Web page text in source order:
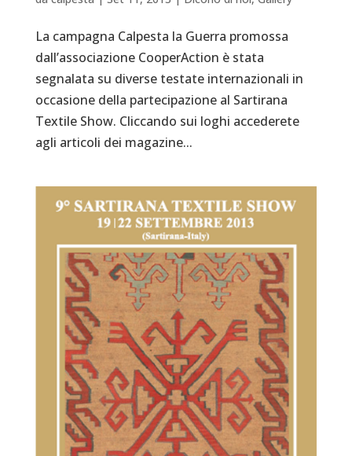
La campagna Calpesta la Guerra promossa
dall’associazione CooperAction è stata
segnalata su diverse testate internazionali in
occasione della partecipazione al Sartirana
Textile Show. Cliccando sui loghi accederete
agli articoli dei magazine...